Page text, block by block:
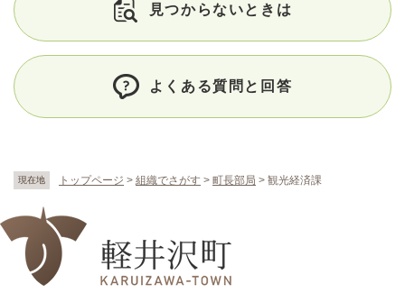
現在地 トップページ > 組織でさがす > 町長部局 > 観光経済課
見つからないときは
よくある質問と回答